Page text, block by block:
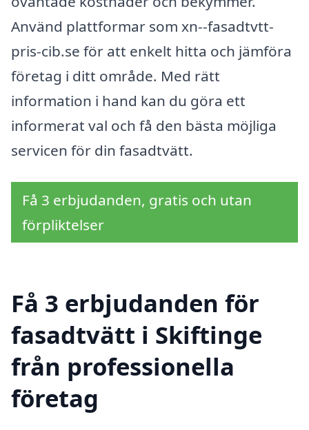
Använd plattformar som xn--fasadtvtt-
pris-cib.se för att enkelt hitta och jämföra
företag i ditt område. Med rätt
information i hand kan du göra ett
informerat val och få den bästa möjliga
servicen för din fasadtvätt.
Få 3 erbjudanden, gratis och utan
förpliktelser
Få 3 erbjudanden för
fasadtvätt i Skiftinge
från professionella
företag